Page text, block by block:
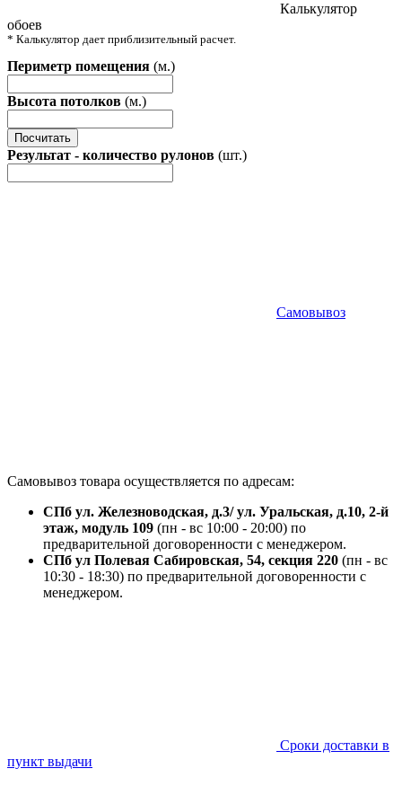
Калькулятор
обоев
* Калькулятор дает приблизительный расчет.
Периметр помещения (м.)
Высота потолков (м.)
Посчитать
Результат - количество рулонов (шт.)
Самовывоз
Самовывоз товара осуществляется по адресам:
СПб ул. Железноводская, д.3/ ул. Уральская, д.10, 2-й
этаж, модуль 109 (пн - вс 10:00 - 20:00) по
предварительной договоренности с менеджером.
СПб ул Полевая Сабировская, 54, секция 220 (пн - вс
10:30 - 18:30) по предварительной договоренности с
менеджером.
Сроки доставки в
пункт выдачи